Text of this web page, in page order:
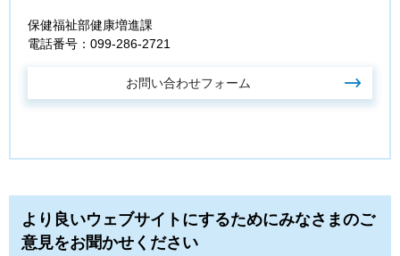
保健福祉部健康増進課
電話番号：099-286-2721
より良いウェブサイトにするためにみなさまのご
意見をお聞かせください